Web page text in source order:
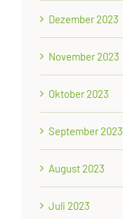
Dezember 2023
November 2023
Oktober 2023
September 2023
August 2023
Juli 2023